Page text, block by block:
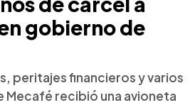
gobierno de
peritajes financieros y varios
recibió una avioneta